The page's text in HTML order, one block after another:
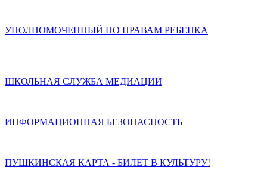
УПОЛНОМОЧЕННЫЙ ПО ПРАВАМ РЕБЕНКА
ШКОЛЬНАЯ СЛУЖБА МЕДИАЦИИ
ИНФОРМАЦИОННАЯ БЕЗОПАСНОСТЬ
ПУШКИНСКАЯ КАРТА - БИЛЕТ В КУЛЬТУРУ!